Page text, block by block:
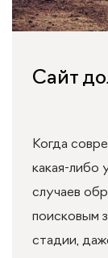
Сайт
Когда
какая-либо
случаев
поисковым
стадии,